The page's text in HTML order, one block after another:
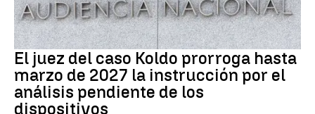
Caso Koldo
El juez del caso Koldo prorroga hasta
marzo de 2027 la instrucción por el
análisis pendiente de los
dispositivos